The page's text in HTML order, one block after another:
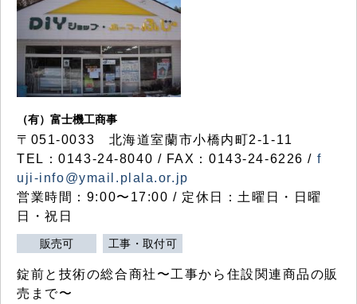
（有）富士機工商事
〒051-0033 北海道室蘭市小橋内町2-1-11
TEL：0143-24-8040 / FAX：0143-24-6226 / f
uji-info@ymail.plala.or.jp
営業時間：9:00〜17:00 / 定休日：土曜日・日曜
日・祝日
販売可 工事・取付可
錠前と技術の総合商社〜工事から住設関連商品の販
売まで〜